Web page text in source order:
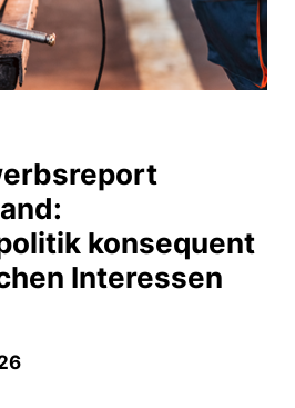
konsequent
Interessen